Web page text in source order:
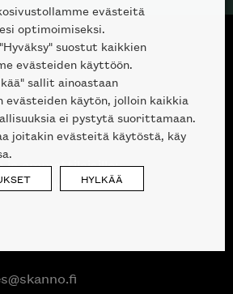
ja ammattilaisille:
Helsinki
evästeitä
optimoimiseksi.
suostut kaikkien
evästeiden käyttöön.
sallit ainoastaan
käytön, jolloin kaikkia
ei pystytä suorittamaan.
joitakin evästeitä käytöstä, käy
HYLKÄÄ